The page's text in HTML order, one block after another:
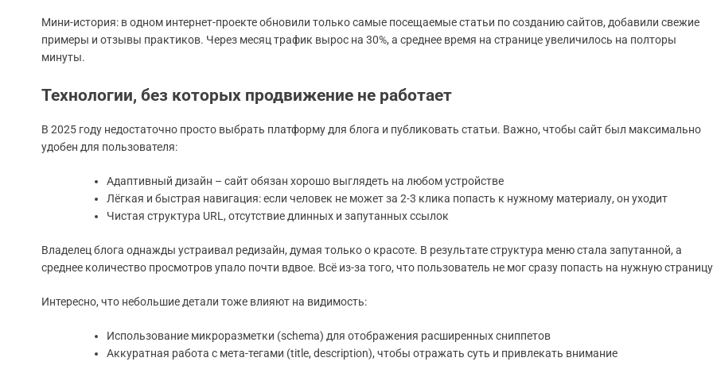
Мини-история: в одном интернет-проекте обновили только самые посещаемые статьи по созданию сайтов, добавили свежие
примеры и отзывы практиков. Через месяц трафик вырос на 30%, а среднее время на странице увеличилось на полторы
минуты.
Технологии, без которых продвижение не работает
В 2025 году недостаточно просто выбрать платформу для блога и публиковать статьи. Важно, чтобы сайт был максимально
удобен для пользователя:
Адаптивный дизайн – сайт обязан хорошо выглядеть на любом устройстве
Лёгкая и быстрая навигация: если человек не может за 2-3 клика попасть к нужному материалу, он уходит
Чистая структура URL, отсутствие длинных и запутанных ссылок
Владелец блога однажды устраивал редизайн, думая только о красоте. В результате структура меню стала запутанной, а
среднее количество просмотров упало почти вдвое. Всё из-за того, что пользователь не мог сразу попасть на нужную
Интересно, что небольшие детали тоже влияют на видимость:
Использование микроразметки (schema) для отображения расширенных сниппетов
Аккуратная работа с мета-тегами (title, description), чтобы отражать суть и привлекать внимание